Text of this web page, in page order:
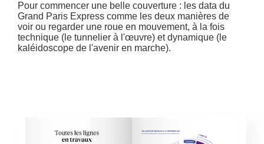
Pour commencer une belle couverture : les data du
Grand Paris Express comme les deux manières de
voir ou regarder une roue en mouvement, à la fois
technique (le tunnelier à l'œuvre) et dynamique (le
kaléidoscope de l'avenir en marche).